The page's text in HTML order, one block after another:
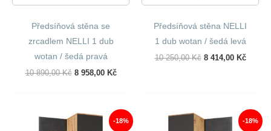
Předsíňová stěna se
zrcadlem NELLI 1 dub
wotan / šedá pravá
10 890,00Kč Původní
8 958,00 KčAktuální
958,00 Kč.
Předsíňová stěna NELLI
1 dub wotan / šedá levá
10 250,00Kč Původní
8 414,00 Kč
-18% -18%